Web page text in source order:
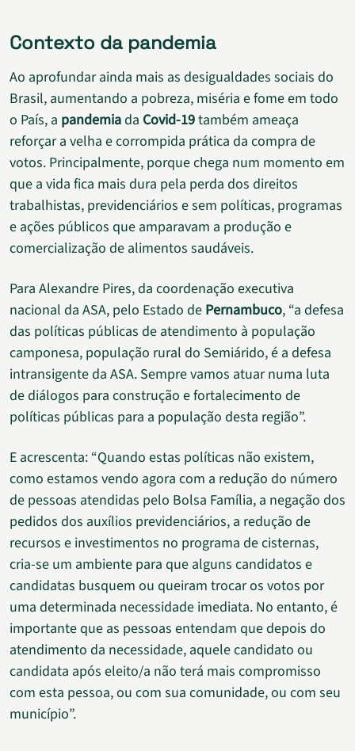
Contexto da pandemia
Ao aprofundar ainda mais as desigualdades sociais do
Brasil, aumentando a pobreza, miséria e fome em todo
o País, a pandemiada Covid-19também ameaça
reforçar a velha e corrompida prática da compra de
votos. Principalmente, porque chega num momento em
que a vida fica mais dura pela perda dos direitos
trabalhistas, previdenciários e sem políticas, programas
e ações públicos que amparavam a produção e
comercialização de alimentos saudáveis.
Para Alexandre Pires, da coordenação executiva
nacional da ASA, pelo Estado de Pernambuco, “a defesa
das políticas públicas de atendimento à população
camponesa, população rural do Semiárido, é a defesa
intransigente da ASA. Sempre vamos atuar numa luta
de diálogos para construção e fortalecimento de
políticas públicas para a população desta região”.
E acrescenta: “Quando estas políticas não existem,
como estamos vendo agora com a redução do número
de pessoas atendidas pelo Bolsa Família, a negação dos
pedidos dos auxílios previdenciários, a redução de
recursos e investimentos no programa de cisternas,
cria-se um ambiente para que alguns candidatos e
candidatas busquem ou queiram trocar os votos por
uma determinada necessidade imediata. No entanto, é
importante que as pessoas entendam que depois do
atendimento da necessidade, aquele candidato ou
candidata após eleito/a não terá mais compromisso
com esta pessoa, ou com sua comunidade, ou com seu
município”.